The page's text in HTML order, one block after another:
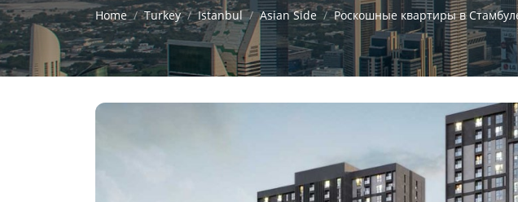
Home Turkey Istanbul Asian Side Роскошные квартиры в